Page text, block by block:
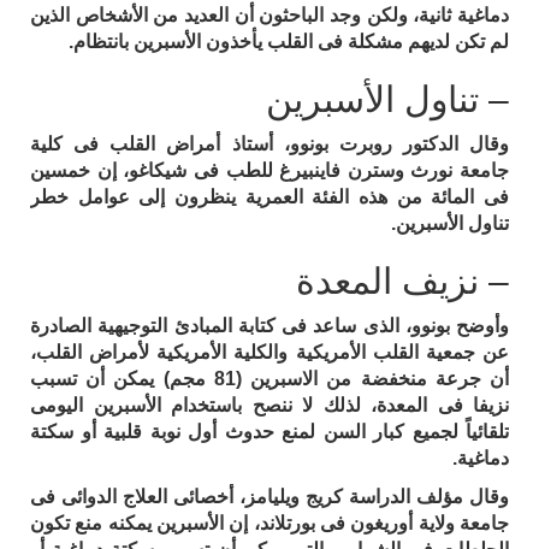
دماغية ثانية، ولكن وجد الباحثون أن العديد من الأشخاص الذين
لم تكن لديهم مشكلة فى القلب يأخذون الأسبرين بانتظام.
– تناول الأسبرين
وقال الدكتور روبرت بونوو، أستاذ أمراض القلب فى كلية
جامعة نورث وسترن فاينبيرغ للطب فى شيكاغو، إن خمسين
فى المائة من هذه الفئة العمرية ينظرون إلى عوامل خطر
تناول الأسبرين.
– نزيف المعدة
وأوضح بونوو، الذى ساعد فى كتابة المبادئ التوجيهية الصادرة
عن جمعية القلب الأمريكية والكلية الأمريكية لأمراض القلب،
أن جرعة منخفضة من الاسبرين (81 مجم) يمكن أن تسبب
نزيفا فى المعدة، لذلك لا ننصح باستخدام الأسبرين اليومى
تلقائياً لجميع كبار السن لمنع حدوث أول نوبة قلبية أو سكتة
دماغية.
وقال مؤلف الدراسة كريج ويليامز، أخصائى العلاج الدوائى فى
جامعة ولاية أوريغون فى بورتلاند، إن الأسبرين يمكنه منع تكون